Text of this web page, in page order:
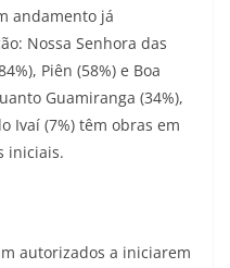
andamento já
Nossa Senhora das
Piên (58%) e Boa
Guamiranga (34%),
Ivaí (7%) têm obras em
iniciais.
autorizados a iniciarem